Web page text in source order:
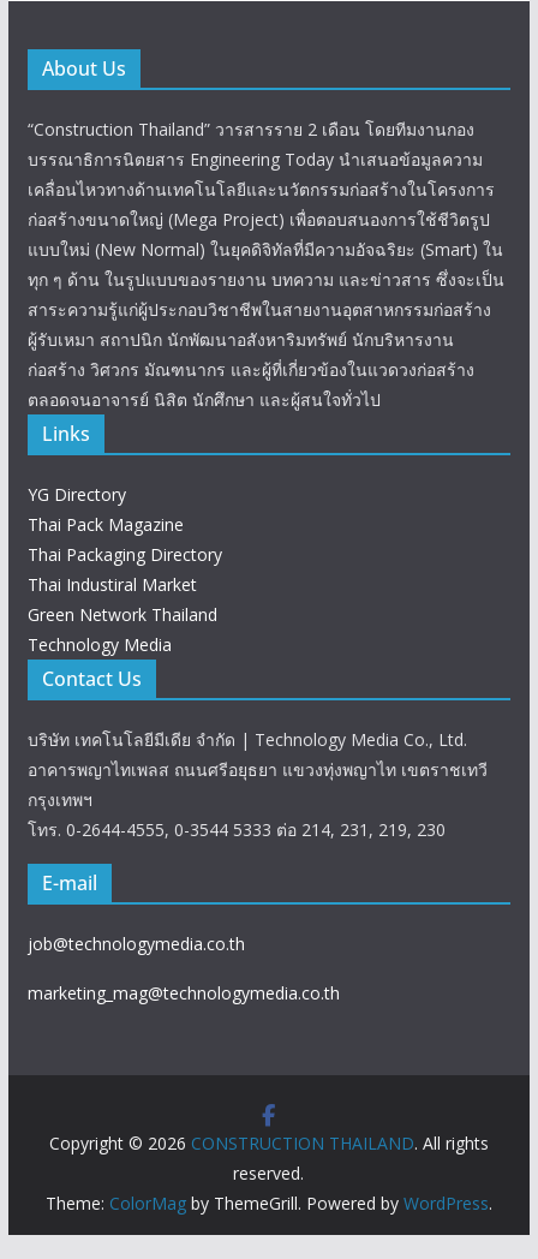
About Us
“Construction Thailand” วารสารราย 2 เดือน โดยทีมงานกอง
บรรณาธิการนิตยสาร Engineering Today นำเสนอข้อมูลความ
เคลื่อนไหวทางด้านเทคโนโลยีและนวัตกรรมก่อสร้างในโครงการ
ก่อสร้างขนาดใหญ่ (Mega Project) เพื่อตอบสนองการใช้ชีวิตรูป
แบบใหม่ (New Normal) ในยุคดิจิทัลที่มีความอัจฉริยะ (Smart) ใน
ทุก ๆ ด้าน ในรูปแบบของรายงาน บทความ และข่าวสาร ซึ่งจะเป็น
สาระความรู้แก่ผู้ประกอบวิชาชีพในสายงานอุตสาหกรรมก่อสร้าง
ผู้รับเหมา สถาปนิก นักพัฒนาอสังหาริมทรัพย์ นักบริหารงาน
ก่อสร้าง วิศวกร มัณฑนากร และผู้ที่เกี่ยวข้องในแวดวงก่อสร้าง
ตลอดจนอาจารย์ นิสิต นักศึกษา และผู้สนใจทั่วไป
Links
YG Directory
Thai Pack Magazine
Thai Packaging Directory
Thai Industiral Market
Green Network Thailand
Technology Media
Contact Us
บริษัท เทคโนโลยีมีเดีย จำกัด | Technology Media Co., Ltd.
อาคารพญาไทเพลส ถนนศรีอยุธยา แขวงทุ่งพญาไท เขตราชเทวี
กรุงเทพฯ
โทร. 0-2644-4555, 0-3544 5333 ต่อ 214, 231, 219, 230
E-mail
job@technologymedia.co.th
marketing_mag@technologymedia.co.th
Copyright © 2026 CONSTRUCTION THAILAND. All rights
reserved.
Theme: ColorMagby ThemeGrill. Powered by WordPress.